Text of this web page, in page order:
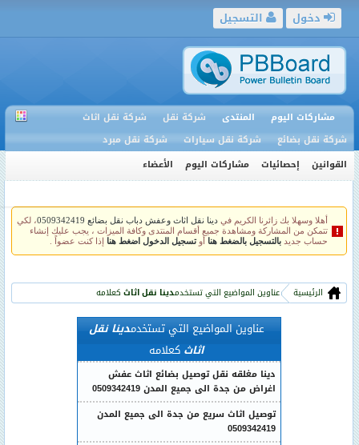
التسجيل دخول
مشاركات اليوم المنتدى شركة نقل
شركة نقل اثاث
شركة نقل بضائع
شركة نقل سيارات
شركة نقل مبرد
القوانين
إحصائيات مشاركات اليوم الأعضاء
أهلا وسهلا بك زائرنا الكريم فيدينا نقل اثاث وعفش دباب نقل بضائع 0509342419
، لكي
تتمكن من المشاركة ومشاهدة جميع أقسام المنتدى وكافة الميزات ، يجب عليك إنشاء
حساب جديدبالتسجيل بالضغط هنا أوتسجيل الدخول اضغط هنا إذا كنت عضواً .
الرئيسية عناوين المواضيع التي تستخدمدينا نقل اثاث كعلامه
عناوين المواضيع التي تستخدمدينا نقل
اثاث كعلامه
دينا مغلقه نقل توصيل بضائع اثاث عفش
اغراض من جدة الى جميع المدن 0509342419
توصيل اثاث سريع من جدة الى جميع المدن
0509342419